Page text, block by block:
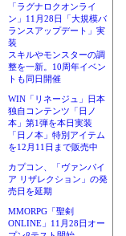
「ラグナロクオンライ
ン」11月28日「大規模バ
ランスアップデート」実
装
スキルやモンスターの調
整を一新。10周年イベン
トも同日開催
WIN「リネージュ」日本
独自コンテンツ「日ノ
本」第1弾を本日実装
「日ノ本」特別アイテム
を12月11日まで販売中
カプコン、「ヴァンパイ
ア リザレクション」の発
売日を延期
MMORPG「聖剣
ONLINE」11月28日オー